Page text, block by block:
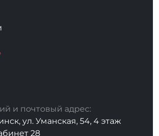
и почтовый адрес:
ул. Уманская, 54, 4 этаж
28